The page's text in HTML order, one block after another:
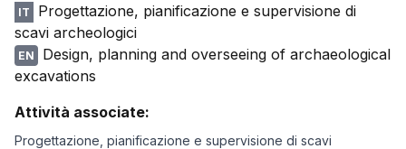
IT
Progettazione, pianificazione e supervisione di
scavi archeologici
EN
Design, planning and overseeing of archaeological
excavations
Attività associate:
Progettazione, pianificazione e supervisione di scavi